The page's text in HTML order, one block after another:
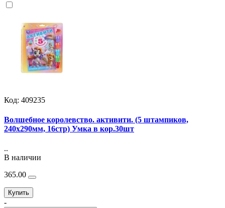
Код: 409235
Волшебное королевство. активити. (5 штампиков,
240х290мм, 16стр) Умка в кор.30шт
..
В наличии
365.00
Купить
-